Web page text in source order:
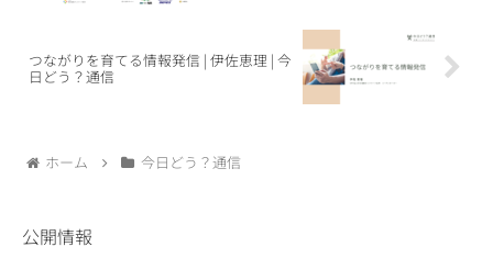
つながりを育てる情報発信 | 伊佐恵理 | 今
日どう？通信
ホーム 今日どう？通信
公開情報